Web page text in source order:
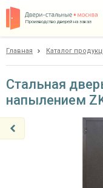
Производство дверей на заказ
Доставка
Главная Каталог
Стальная
напылением